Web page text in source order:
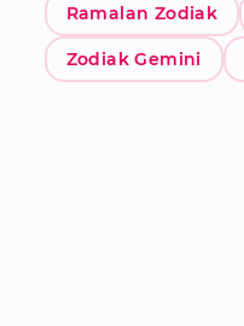
Ramalan Zodiak
Zodiak Gemini